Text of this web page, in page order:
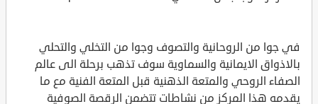
في جوا من الروحانية والتصوف وجوا من التخلي والتحلي
بالاذواق الايمانية والسماوية سوف تذهب برحلة الى عالم
الصفاء الروحي والمتعة الذهنية قبل المتعة الفنية مع ما
يقدمه هذا المركز من نشاطات تتضمن الرقصة الصوفية